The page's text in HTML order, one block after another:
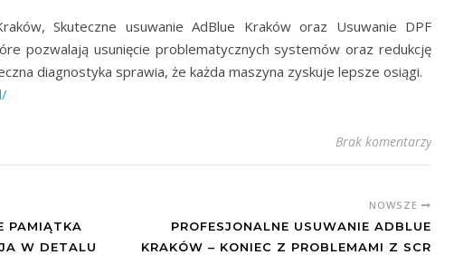
Skuteczne usuwanie AdBlue Kraków oraz Usuwanie DPF
pozwalają usunięcie problematycznych systemów oraz redukcję
diagnostyka sprawia, że każda maszyna zyskuje lepsze osiągi.
Brak komentarzy
PAMIĄTKA
W DETALU
NOWSZE
PROFESJONALNE USUWANIE ADBLUE
KRAKÓW – KONIEC Z PROBLEMAMI Z SCR